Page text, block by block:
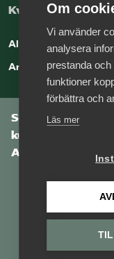
Kvalitetssäkring
Allt om auktorisation
Anmäl brister hos
Som medlem
kunskapsbank
Om
Vi använder
analysera
prestanda
funktioner
förbättra och
Läs mer